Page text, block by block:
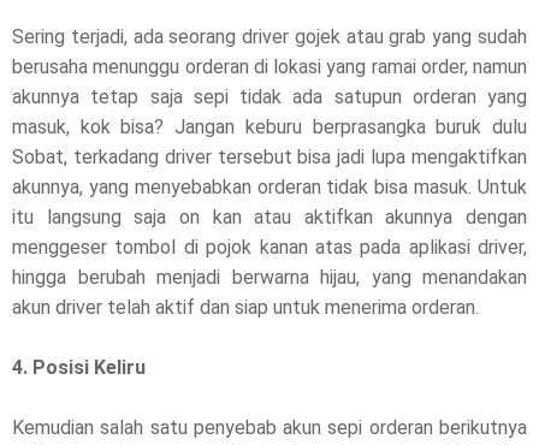
Sering terjadi, ada seorang driver gojek atau grab yang sudah
berusaha menunggu orderan di lokasi yang ramai order, namun
akunnya tetap saja sepi tidak ada satupun orderan yang
masuk, kok bisa? Jangan keburu berprasangka buruk dulu
Sobat, terkadang driver tersebut bisa jadi lupa mengaktifkan
akunnya, yang menyebabkan orderan tidak bisa masuk. Untuk
itu langsung saja on kan atau aktifkan akunnya dengan
menggeser tombol di pojok kanan atas pada aplikasi driver,
hingga berubah menjadi berwarna hijau, yang menandakan
akun driver telah aktif dan siap untuk menerima orderan.
4. Posisi Keliru
Kemudian salah satu penyebab akun sepi orderan berikutnya